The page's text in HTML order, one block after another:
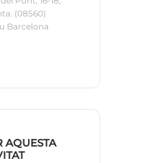
(08560)
Barcelona
AQUESTA